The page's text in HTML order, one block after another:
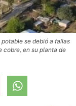
se debió a fallas
cobre, en su planta de